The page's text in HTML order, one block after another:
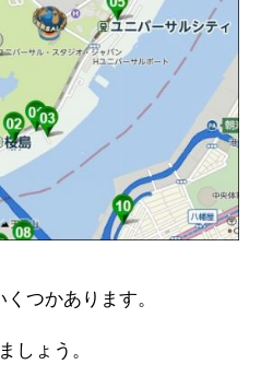
つかあります。
しょう。